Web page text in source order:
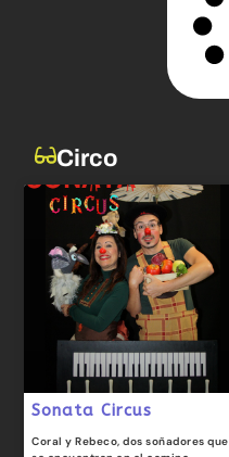
Circo
Sonata Circus
Coral y Rebeco, dos soñadores que